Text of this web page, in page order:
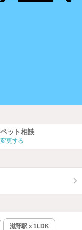
ペット相談
変更する
滋野駅 x 1LDK